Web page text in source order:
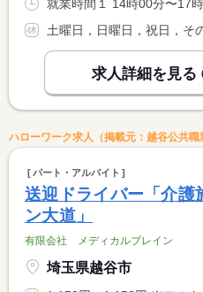
就業時間１ 14時00分〜17
土曜日，日曜日，祝日，そ
求人詳細を見る
ハローワーク求人（掲載元：越谷公共職
パート・アルバイト
送迎ドライバー「介護
ン大道」
有限会社 メディカルブレイン
埼玉県越谷市